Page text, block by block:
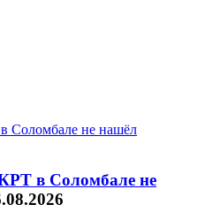
в Соломбале не